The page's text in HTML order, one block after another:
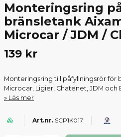
Monteringsring
bränsletank
Microcar / JDM /
139 kr
Monteringsring till påfyllningsrör för
Microcar, Ligier, Chatenet, JDM
Läs mer
SCP1K017